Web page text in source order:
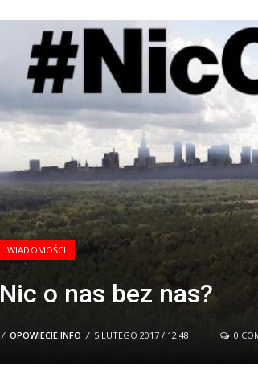
WIADOMOŚCI
Nic o nas bez nas?
/ OPOWIECIE.INFO / 5 LUTEGO 2017 / 12:48 0